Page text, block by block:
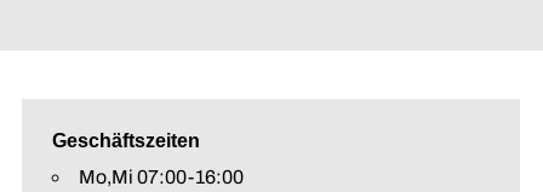
Geschäftszeiten
Mo,Mi 07:00-16:00